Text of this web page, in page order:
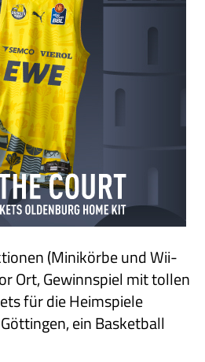
(Minikörbe und Wii-
Ort, Gewinnspiel mit tollen
für die Heimspiele
ein Basketball